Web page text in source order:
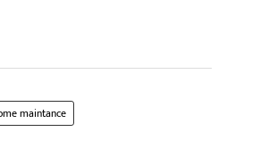
maintance